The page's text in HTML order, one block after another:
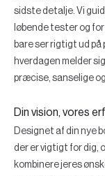
sidste detalje. Vi
løbende tester og
bare ser rigtigt ud
hverdagen melder
præcise, sanselige
Din vision, vores
Designet af din nye
der er vigtigt for dig,
kombinere jeres